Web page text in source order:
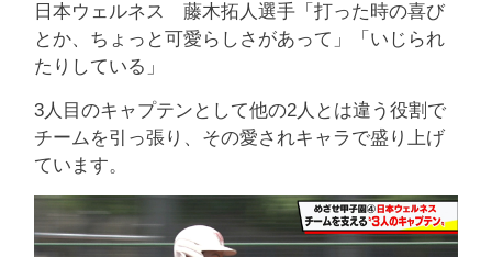
日本ウェルネス 藤木拓人選手「打った時の喜び
とか、ちょっと可愛らしさがあって」「いじられ
たりしている」
3人目のキャプテンとして他の2人とは違う役割で
チームを引っ張り、その愛されキャラで盛り上げ
ています。